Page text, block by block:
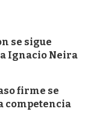
se sigue
Ignacio Neira
firme se
competencia